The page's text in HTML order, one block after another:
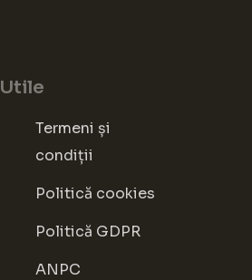
Utile
Termeni și
condiții
Politică cookies
Politică GDPR
ANPC